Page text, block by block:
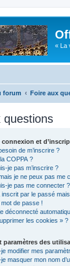
« La
forum Foire aux
questions
connexion et
de m’inscrire ?
COPPA ?
je pas m’inscrire ?
je ne peux pas me
je pas me connecter ?
inscrit par le passé
mot de passe !
déconnecté
les cookies » ?
paramètres des
modifier mes
masquer mon nom